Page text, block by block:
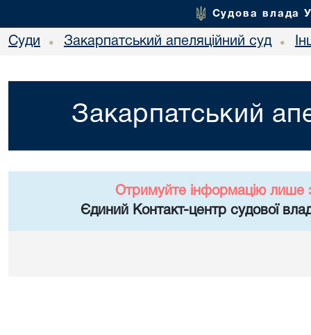
Судова влада
Суди • Закарпатський апеляційний суд •
Закарпатський
Отримуйте інформацію лише
Єдиний Контакт-центр судової